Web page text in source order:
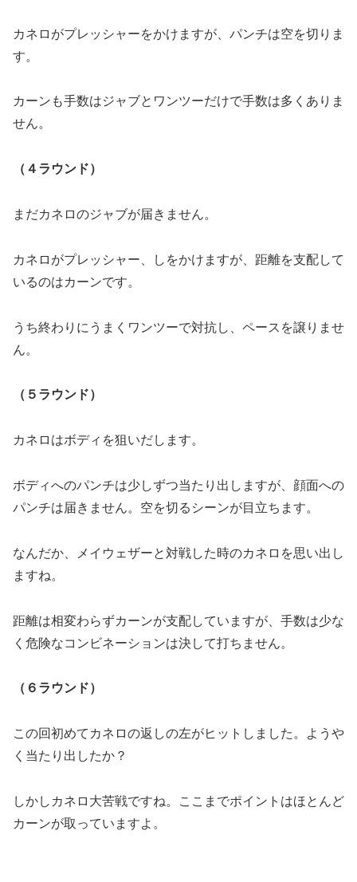
カネロがプレッシャーをかけますが、パンチは空を切りま
す。
カーンも手数はジャブとワンツーだけで手数は多くありま
せん。
（４ラウンド）
まだカネロのジャブが届きません。
カネロがプレッシャー、しをかけますが、距離を支配して
いるのはカーンです。
うち終わりにうまくワンツーで対抗し、ペースを譲りませ
ん。
（５ラウンド）
カネロはボディを狙いだします。
ボディへのパンチは少しずつ当たり出しますが、顔面への
パンチは届きません。空を切るシーンが目立ちます。
なんだか、メイウェザーと対戦した時のカネロを思い出し
ますね。
距離は相変わらずカーンが支配していますが、手数は少な
く危険なコンビネーションは決して打ちません。
（６ラウンド）
この回初めてカネロの返しの左がヒットしました。ようや
く当たり出したか？
しかしカネロ大苦戦ですね。ここまでポイントはほとんど
カーンが取っていますよ。